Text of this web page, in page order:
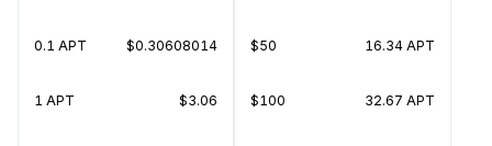
0.1 APT $0.30608014
1 APT $3.06
$50 16.34 APT
$100 32.67 APT